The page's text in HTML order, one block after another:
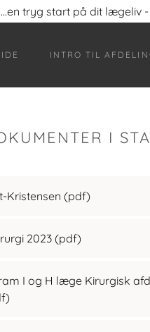
tryg start på dit lægeliv
INTRO TIL
I
Kristensen (pdf)
2023 (pdf)
I og H læge Kirurgisk